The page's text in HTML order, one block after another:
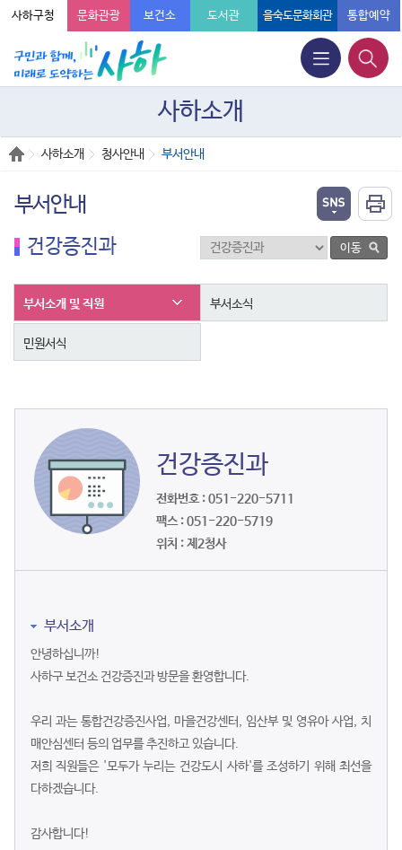
사하구청 문화관광 보건소 도서관 을숙도문화회관 통합예약
사하소개
사하소개 청사안내 부서안내
부서안내
건강증진과
부서소개 및 직원 부서소식
민원서식
건강증진과
전화번호 : 051-220-5711
팩스 : 051-220-5719
위치 : 제2청사
부서소개
안녕하십니까!
사하구 보건소 건강증진과 방문을 환영합니다.
우리 과는 통합건강증진사업, 마을건강센터, 임산부 및 영유아 사업, 치
매안심센터 등의 업무를 추진하고 있습니다.
저희 직원들은 '모두가 누리는 건강도시 사하'를 조성하기 위해 최선을
다하겠습니다.
감사합니다!